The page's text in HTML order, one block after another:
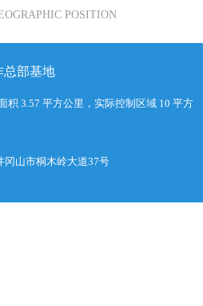
POSITION
总部基地
积 3.57 平方公里，实际控制区域 10 平方
冈山市桐木岭大道37号